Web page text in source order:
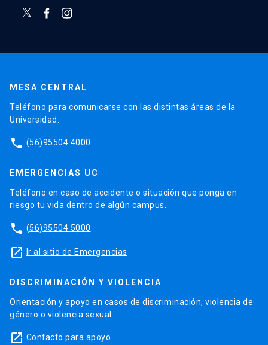
MESA CENTRAL
Teléfono para comunicarse con las distintas áreas de la
Universidad.
phone (56)95504 4000
EMERGENCIAS UC
Teléfono en caso de accidente o situación que ponga en
riesgo tu vida dentro de algún campus.
phone (56)95504 5000
launch Ir al sitio de Emergencias
DISCRIMINACIÓN Y VIOLENCIA
Orientación y apoyo en casos de discriminación, violencia de
género o violencia sexual.
launch Contacto para apoyo